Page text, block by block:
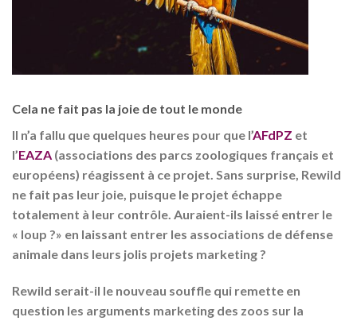
Cela ne fait pas la joie de tout le monde
Il n’a fallu que quelques heures pour que l’AFdPZ et
l’EAZA (associations des parcs zoologiques français et
européens) réagissent à ce projet. Sans surprise, Rewild
ne fait pas leur joie, puisque le projet échappe
totalement à leur contrôle. Auraient-ils laissé entrer le
« loup ?» en laissant entrer les associations de défense
animale dans leurs jolis projets marketing ?
Rewild serait-il le nouveau souffle qui remette en
question les arguments marketing des zoos sur la